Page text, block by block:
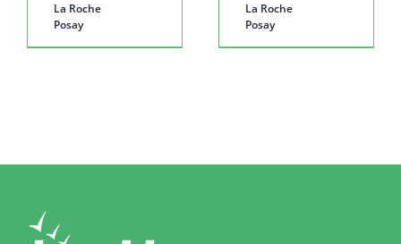
La Roche
Posay
La Roche
Posay